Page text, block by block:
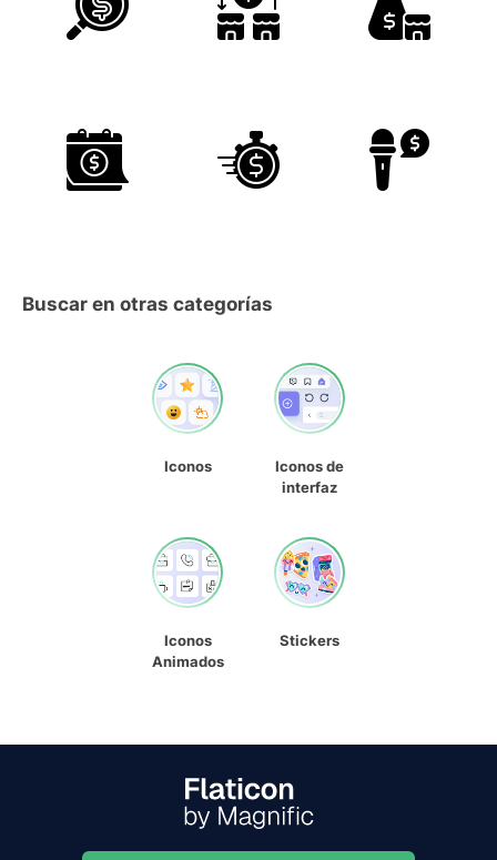
Buscar en otras categorías
Iconos
Iconos de
interfaz
Iconos
Animados
Stickers